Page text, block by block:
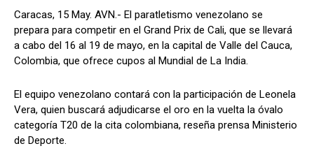
Caracas, 15 May. AVN.- El paratletismo venezolano se
prepara para competir en el Grand Prix de Cali, que se llevará
a cabo del 16 al 19 de mayo, en la capital de Valle del Cauca,
Colombia, que ofrece cupos al Mundial de La India.
El equipo venezolano contará con la participación de Leonela
Vera, quien buscará adjudicarse el oro en la vuelta la óvalo
categoría T20 de la cita colombiana, reseña prensa Ministerio
de Deporte.